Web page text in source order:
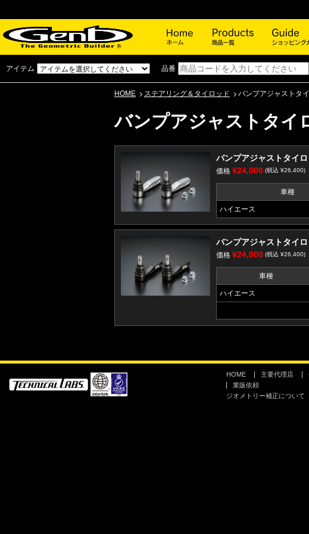
アイテム 品番
HOME ステアリング＆タイロッド バンプアジャストタ
バンプアジャストタイ
バンプアジャストタイ
価格 ¥24,000 (税込 ¥26,400)
車種
ハイエース
バンプアジャストタイ
価格 ¥24,000 (税込 ¥26,400)
車種
ハイエース
HOME 主要代理店
業販依頼
ジオメトリー補正について